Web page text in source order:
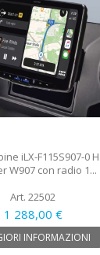
iLX-F115S907-0
W907 con radio 1...
Art. 22502
1 288,00 €
INFORMAZIONI